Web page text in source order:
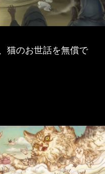
猫のお世話を無償で